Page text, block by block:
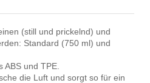
(still und prickelnd) und
Standard (750 ml) und
ABS und TPE.
die Luft und sorgt so für ein